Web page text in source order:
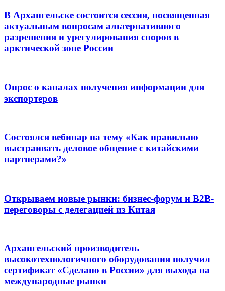
В Архангельске состоится сессия, посвященная
актуальным вопросам альтернативного
разрешения и урегулирования споров в
арктической зоне России
Опрос о каналах получения информации для
экспортеров
Состоялся вебинар на тему «Как правильно
выстраивать деловое общение с китайскими
партнерами?»
Открываем новые рынки: бизнес-форум и B2B-
переговоры с делегацией из Китая
Архангельский производитель
высокотехнологичного оборудования получил
сертификат «Сделано в России» для выхода на
международные рынки